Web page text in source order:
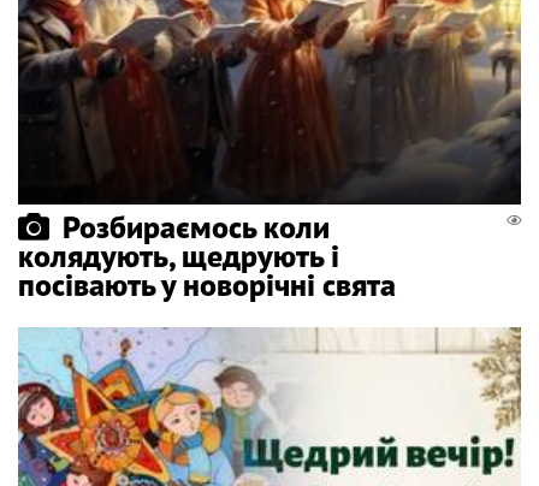
Розбираємось коли
колядують, щедрують і
посівають у новорічні свята